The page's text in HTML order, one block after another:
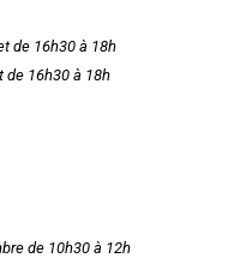
de 16h30 à 18h
de 16h30 à 18h
de 10h30 à 12h